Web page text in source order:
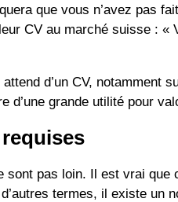
que vous n’avez pas
CV au marché suisse :
d’un CV,
d’une grande utilité pour
pas loin. Il est vrai
termes, il existe